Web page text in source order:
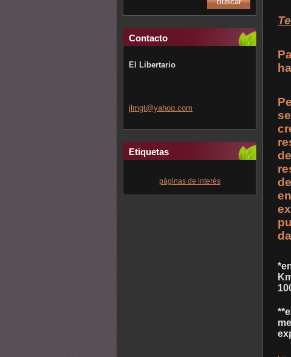
Contacto
El Libertario
jlmgt@yahoo.com
Etiquetas
páginas de interés